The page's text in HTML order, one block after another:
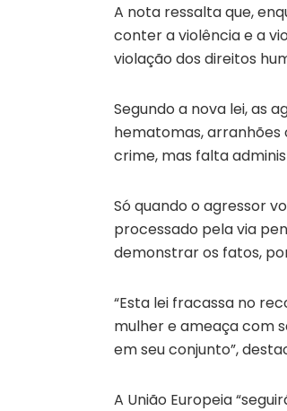
A nota ressalta que,
conter a violência e a
violação dos direitos
Segundo a nova lei, as
hematomas, arranhões
crime, mas falta
Só quando o agressor
processado pela via
demonstrar os fatos,
“Esta lei fracassa no
mulher e ameaça com
em seu conjunto”,
A União Europeia